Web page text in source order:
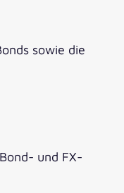
sowie die
und FX-